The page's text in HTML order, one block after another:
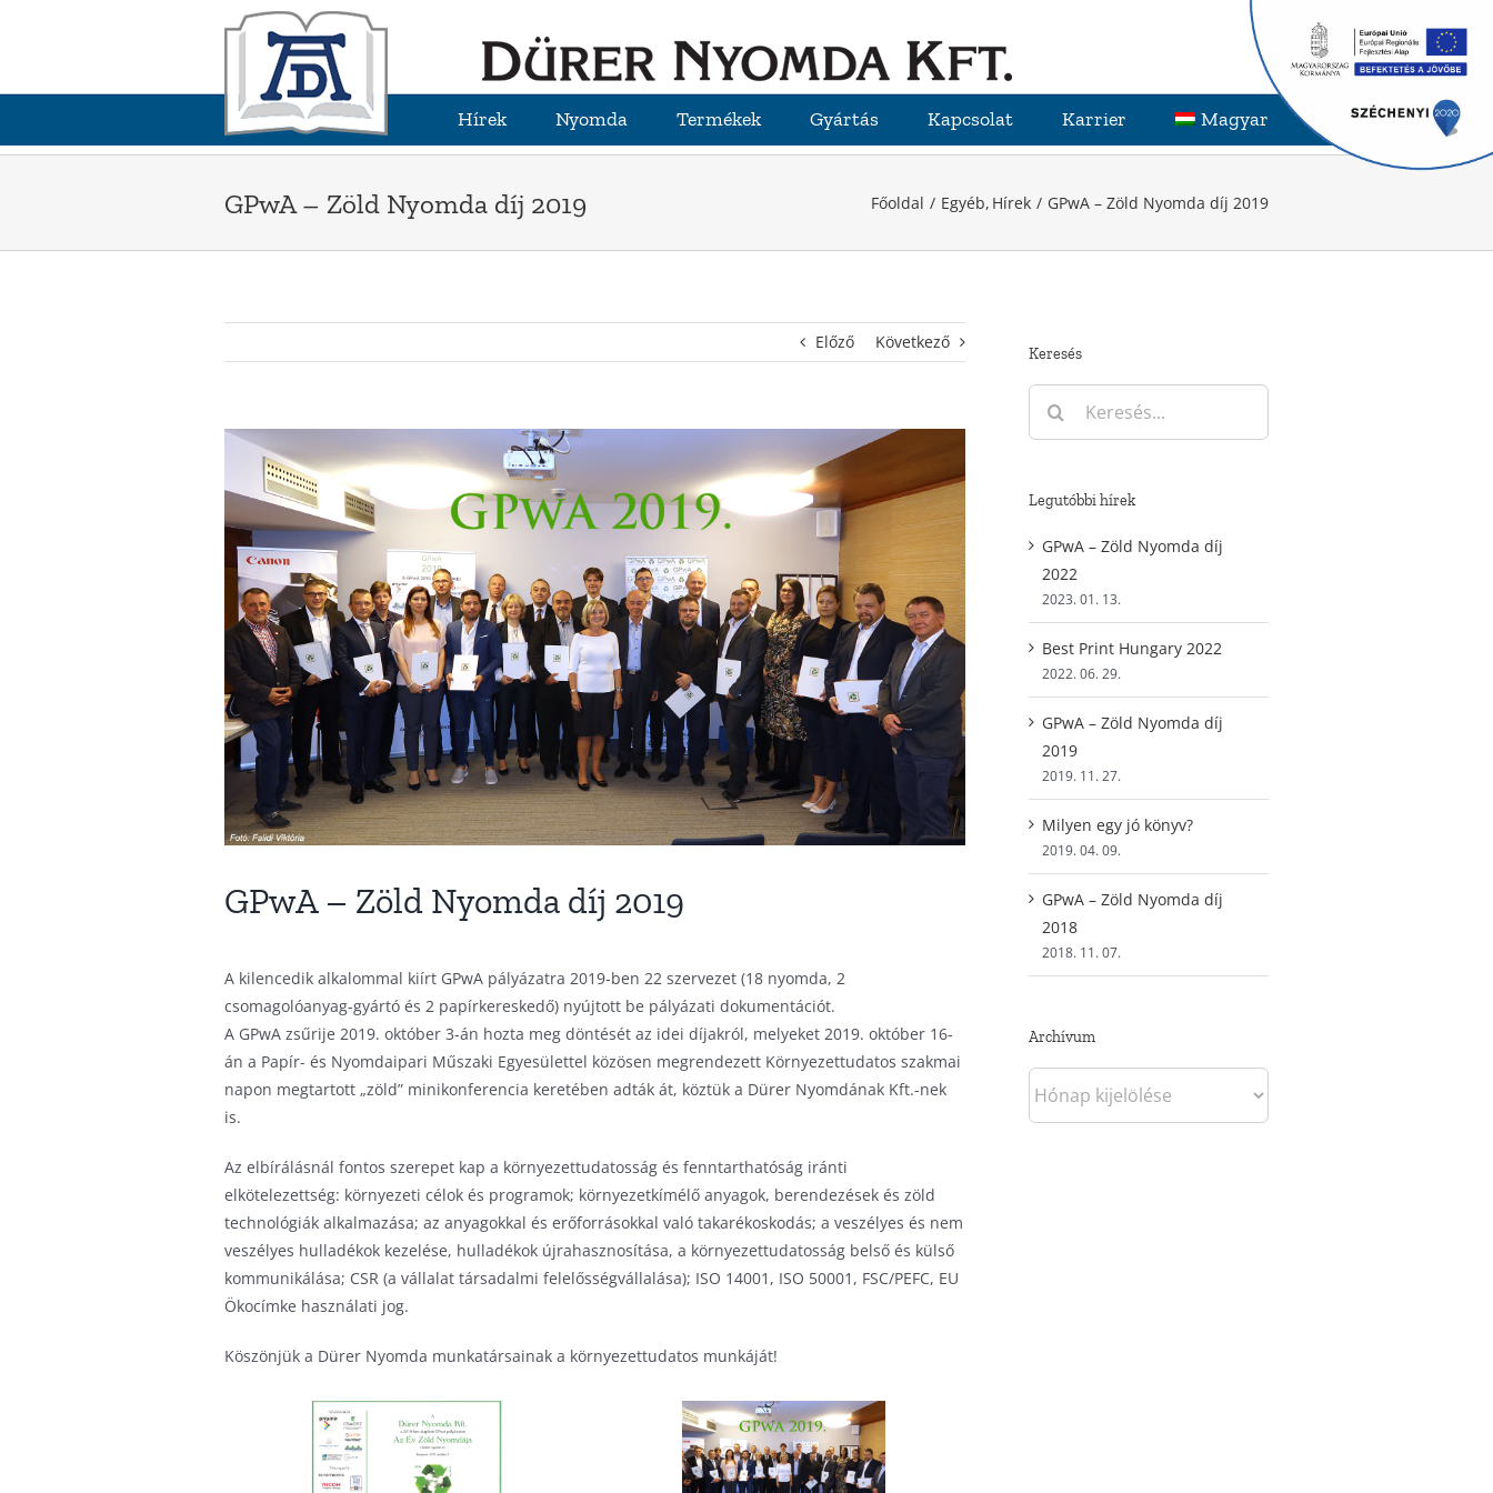
Hírek Nyomda Termékek Gyártás Kapcsolat Karrier Magyar
GPwA – Zöld Nyomda díj 2019 Főoldal Egyéb Hírek GPwA – Zöld Nyomda díj 2019
Előző Következő
GPwA – Zöld Nyomda díj 2019
A kilencedik alkalommal kiírt GPwA pályázatra 2019-ben 22 szervezet (18 nyomda, 2
csomagolóanyag-gyártó és 2 papírkereskedő) nyújtott be pályázati dokumentációt.
A GPwA zsűrije 2019. október 3-án hozta meg döntését az idei díjakról, melyeket 2019. október 16-
án a Papír- és Nyomdaipari Műszaki Egyesülettel közösen megrendezett Környezettudatos szakmai
napon megtartott „zöld” minikonferencia keretében adták át, köztük a Dürer Nyomdának Kft.-nek
is.
Az elbírálásnál fontos szerepet kap a környezettudatosság és fenntarthatóság iránti
elkötelezettség: környezeti célok és programok; környezetkímélő anyagok, berendezések és zöld
technológiák alkalmazása; az anyagokkal és erőforrásokkal való takarékoskodás; a veszélyes és nem
veszélyes hulladékok kezelése, hulladékok újrahasznosítása, a környezettudatosság belső és külső
kommunikálása; CSR (a vállalat társadalmi felelősségvállalása); ISO 14001, ISO 50001, FSC/PEFC, EU
Ökocímke használati jog.
Köszönjük a Dürer Nyomda munkatársainak a környezettudatos munkáját!
Keresés
Legutóbbi hírek
GPwA – Zöld Nyomda díj
2022
2023. 01. 13.
Best Print Hungary 2022
2022. 06. 29.
GPwA – Zöld Nyomda díj
2019
2019. 11. 27.
Milyen egy jó könyv?
2019. 04. 09.
GPwA – Zöld Nyomda díj
2018
2018. 11. 07.
Archívum